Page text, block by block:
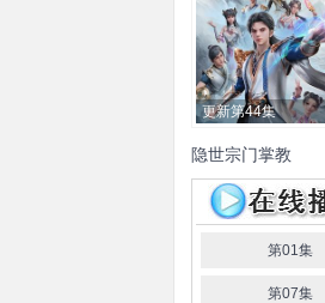
更新第44集
隐世宗门掌教
第01集
第07集